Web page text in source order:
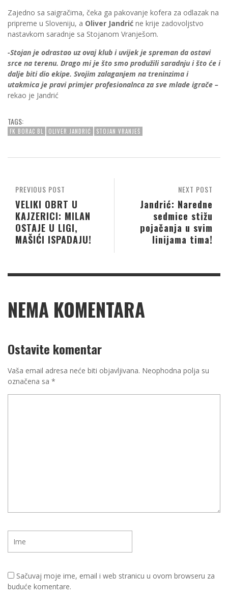
Zajedno sa saigračima, čeka ga pakovanje kofera za odlazak na
pripreme u Sloveniju, a Oliver Jandrić ne krije zadovoljstvo
nastavkom saradnje sa Stojanom Vranješom.
-Stojan je odrastao uz ovaj klub i uvijek je spreman da ostavi
srce na terenu. Drago mi je što smo produžili saradnju i što će i
dalje biti dio ekipe. Svojim zalaganjem na treninzima i
utakmica je pravi primjer profesionalnca za sve mlade igrače –
rekao je Jandrić
TAGS:
FK BORAC BL OLIVER JANDRIĆ STOJAN VRANJEŠ
NEXT POST
Jandrić: Naredne
sedmice stižu
pojačanja u svim
linijama tima!
PREVIOUS POST
VELIKI OBRT U
KAJZERICI: MILAN
OSTAJE U LIGI,
MAŠIĆI ISPADAJU!
NEMA KOMENTARA
Ostavite komentar
Vaša email adresa neće biti objavljivana. Neophodna polja su
označena sa *
Sačuvaj moje ime, email i web stranicu u ovom browseru za
buduće komentare.